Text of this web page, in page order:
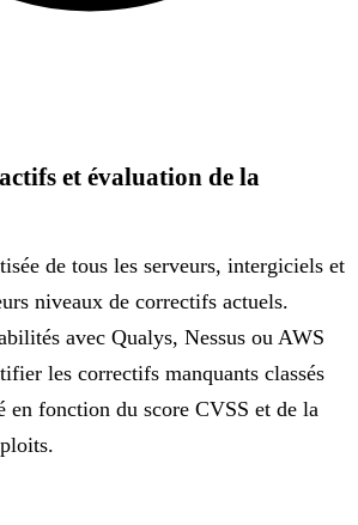
et évaluation de la
de tous les serveurs, intergiciels et
niveaux de correctifs actuels.
avec Qualys, Nessus ou AWS
les correctifs manquants classés
en fonction du score CVSS et de la